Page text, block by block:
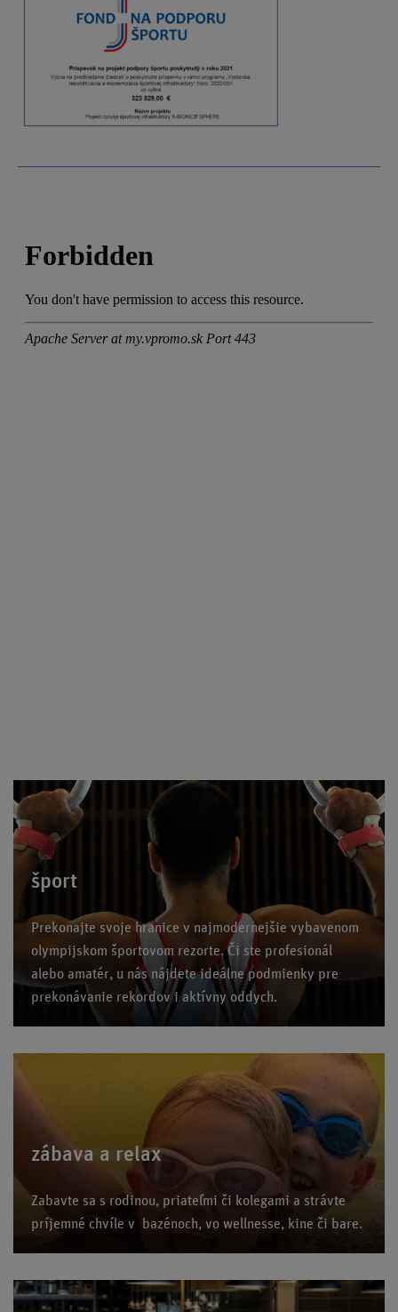
šport
Prekonajte svoje hranice v najmodernejšie vybavenom
olympijskom športovom rezorte. Či ste profesionál
alebo amatér, u nás nájdete ideálne podmienky pre
prekonávanie rekordov i aktívny oddych.
zábava a relax
Zabavte sa s rodinou, priateľmi či kolegami a strávte
príjemné chvíle v bazénoch, vo wellnesse, kine či bare.